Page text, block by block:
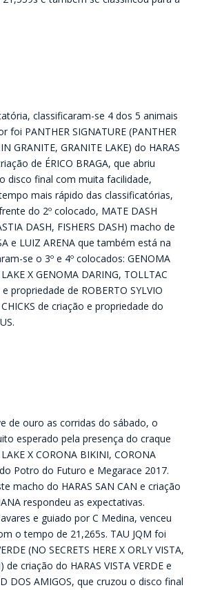
classificaram-se 4 dos 5 animais
foi PANTHER SIGNATURE (PANTHER
GRANITE, GRANITE LAKE) do HARAS
de ÉRICO BRAGA, que abriu
disco final com muita facilidade,
mais rápido das classificatórias,
do 2º colocado, MATE DASH
DASH, FISHERS DASH) macho de
e LUIZ ARENA que também está na
se o 3º e 4º colocados: GENOMA
X GENOMA DARING, TOLLTAC
propriedade de ROBERTO SYLVIO
de criação e propriedade do
de ouro as corridas do sábado, o
esperado pela presença do craque
X CORONA BIKINI, CORONA
Potro do Futuro e Megarace 2017.
macho do HARAS SAN CAN e criação
respondeu as expectativas.
e guiado por C Medina, venceu
o tempo de 21,265s. TAU JQM foi
(NO SECRETS HERE X ORLY VISTA,
de criação do HARAS VISTA VERDE e
DOS AMIGOS, que cruzou o disco final